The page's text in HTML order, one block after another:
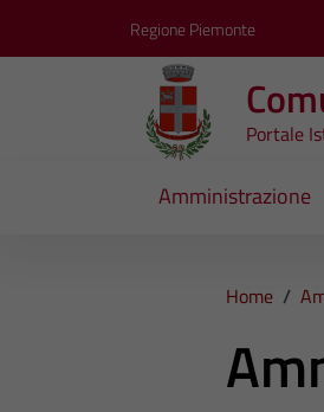
Regione Piemonte
Portale
Amministrazione
Home /